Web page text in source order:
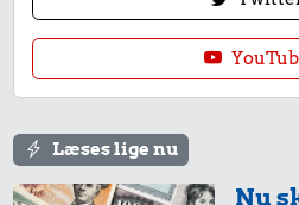
Læses lige nu
Nu